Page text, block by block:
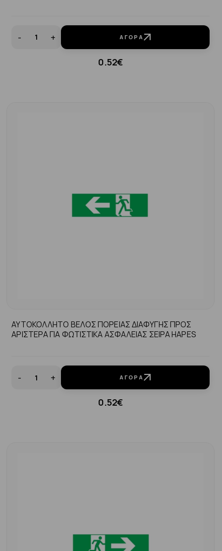
- + ΑΓΟΡΆ
0.52€
ΑΥΤΟΚΟΛΛΗΤΟ ΒΕΛΟΣ ΠΟΡΕΙΑΣ ΔΙΑΦΥΓΗΣ ΠΡΟΣ
ΑΡΙΣΤΕΡΑ ΓΙΑ ΦΩΤΙΣΤΙΚΑ ΑΣΦΑΛΕΙΑΣ ΣΕΙΡΑ ΗΑPES
- + ΑΓΟΡΆ
0.52€